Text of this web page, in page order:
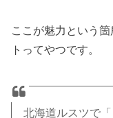
ここが魅力という
トってやつです。
北海道ルスツで